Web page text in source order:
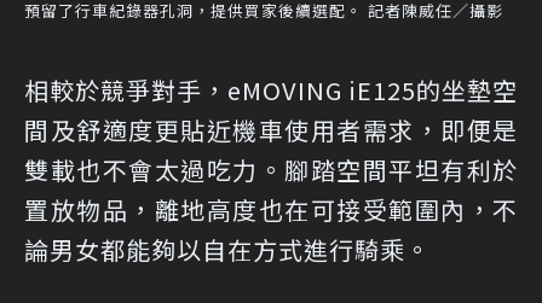
預留了行車紀錄器孔洞，提供買家後續選配。 記者陳威任／攝影
相較於競爭對手，eMOVING iE125的坐墊空
間及舒適度更貼近機車使用者需求，即便是
雙載也不會太過吃力。腳踏空間平坦有利於
置放物品，離地高度也在可接受範圍內，不
論男女都能夠以自在方式進行騎乘。